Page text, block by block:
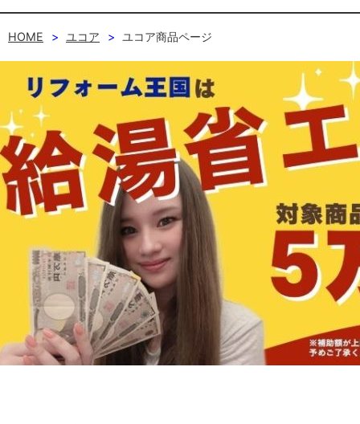
HOME ユコア ユコア商品ページ